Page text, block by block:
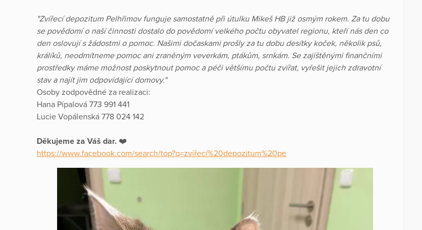
"Zvířecí depozitum Pelhřimov funguje samostatně při útulku Mikeš HB již osmým rokem. Za tu dobu
se povědomí o naší činnosti dostalo do povědomí velkého počtu obyvatel regionu, kteří nás den co
den oslovují s žádostmi o pomoc. Našimi dočaskami prošly za tu dobu desítky koček, několik psů,
králíků, neodmítneme pomoc ani zraněným veverkám, ptákům, srnkám. Se zajištěnými finančními
prostředky máme možnost poskytnout pomoc a péči většímu počtu zvířat, vyřešit jejich zdravotní
stav a najít jim odpovídající domovy."
Osoby zodpovědné za realizaci:
Hana Pípalová 773 991 441
Lucie Vopálenská 778 024 142
Děkujeme za Váš dar. ❤️
https://www.facebook.com/search/top?q=zvířecí%20depozitum%20pe